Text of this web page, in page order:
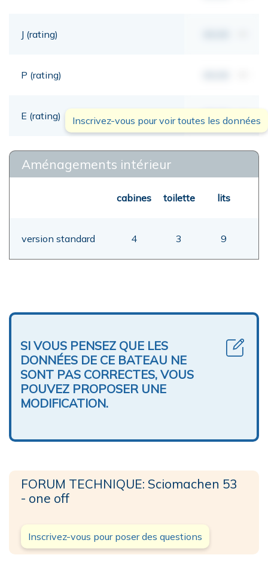
J (rating)
P (rating)
E (rating) 00,00
Inscrivez-vous pour voir toutes les données
Aménagements intérieur
cabines toilette lits
version standard 4 3 9
SI VOUS PENSEZ QUE LES
DONNÉES DE CE BATEAU NE
SONT PAS CORRECTES, VOUS
POUVEZ PROPOSER UNE
MODIFICATION.
FORUM TECHNIQUE: Sciomachen 53
- one off
Inscrivez-vous pour poser des questions